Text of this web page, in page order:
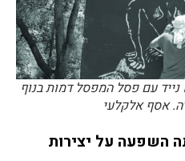
עם פסל המפסל דמות בנוף
אסף אלקלעי
השפעה על יצירות